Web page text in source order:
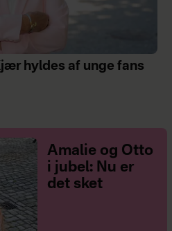
hyldes af unge fans
Amalie og Otto
i jubel: Nu er
det sket